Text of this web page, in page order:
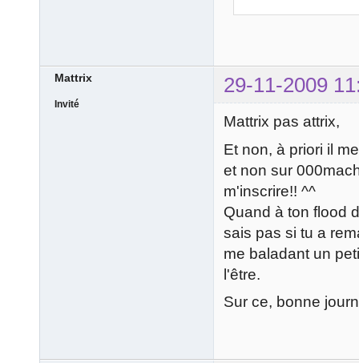
Mattrix 29-11-2009
Invité
Mattrix pas attrix,
Et non, à priori il
et non sur
m'inscrire!! ^^
Quand à ton flood
sais pas si tu a
me baladant un
l'être.
Sur ce, bonne